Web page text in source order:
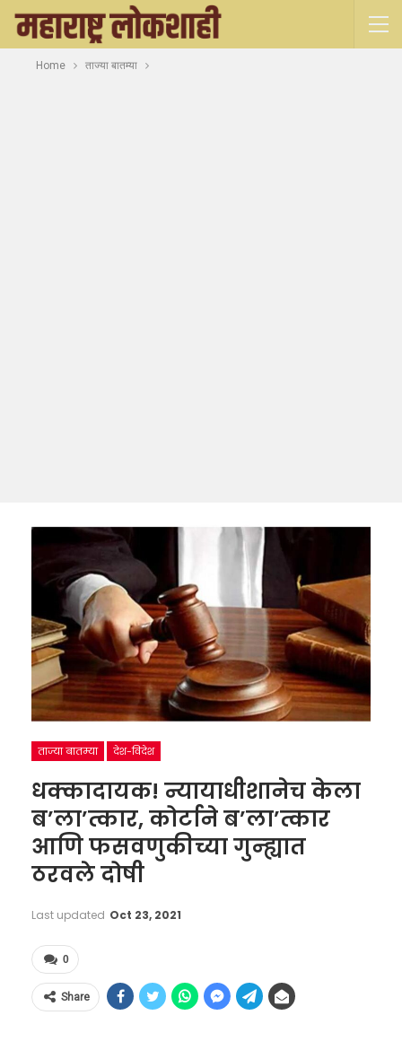
Home ताज्या बातम्या
ताज्या बातम्या देश-विदेश
धक्कादायक! न्यायाधीशानेच केला
ब’ला’त्कार, कोर्टाने ब’ला’त्कार
आणि फसवणुकीच्या गुन्ह्यात
ठरवले दोषी
Last updated Oct 23, 2021
0
Share